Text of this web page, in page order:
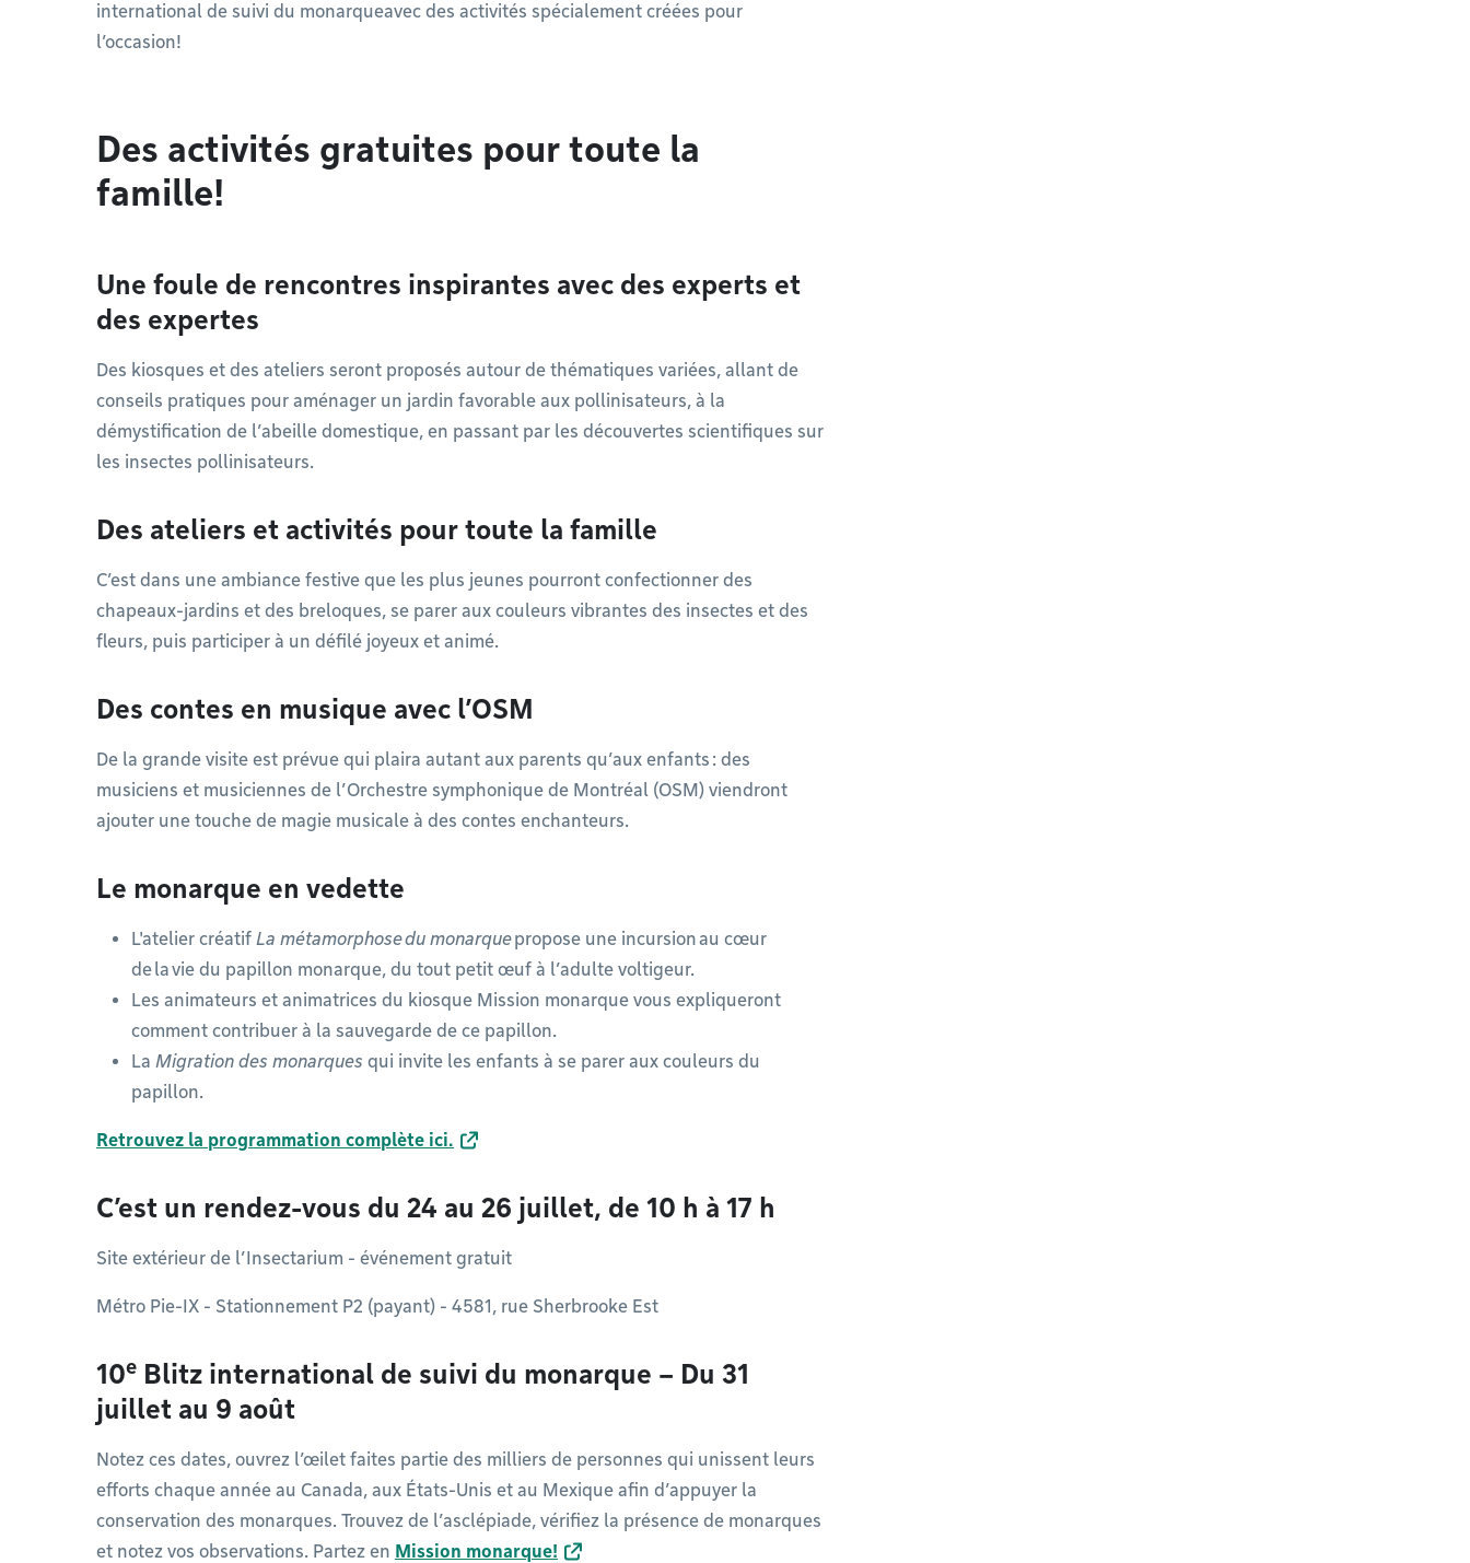
international de suivi du monarqueavec des activités spécialement créées pour
l’occasion!
Des activités gratuites pour toute la
famille!
Une foule de rencontres inspirantes avec des experts et
des expertes
Des kiosques et des ateliers seront proposés autour de thématiques variées, allant de
conseils pratiques pour aménager un jardin favorable aux pollinisateurs, à la
démystification de l’abeille domestique, en passant par les découvertes scientifiques sur
les insectes pollinisateurs.
Des ateliers et activités pour toute la famille
C’est dans une ambiance festive que les plus jeunes pourront confectionner des
chapeaux-jardins et des breloques, se parer aux couleurs vibrantes des insectes et des
fleurs, puis participer à un défilé joyeux et animé.
Des contes en musique avec l’OSM
De la grande visite est prévue qui plaira autant aux parents qu’aux enfants : des
musiciens et musiciennes de l’Orchestre symphonique de Montréal (OSM) viendront
ajouter une touche de magie musicale à des contes enchanteurs.
Le monarque en vedette
L'atelier créatif La métamorphose du monarquepropose une incursion au cœur
de la vie du papillon monarque, du tout petit œuf à l’adulte voltigeur.
Les animateurs et animatrices du kiosque Mission monarque vous expliqueront
comment contribuer à la sauvegarde de ce papillon.
La Migration des monarques qui invite les enfants à se parer aux couleurs du
papillon.
Retrouvez la programmation complète ici.
C’est un rendez-vous du 24 au 26 juillet, de 10 h à 17 h
Site extérieur de l’Insectarium - événement gratuit
Métro Pie-IX - Stationnement P2 (payant) - 4581, rue Sherbrooke Est
10e Blitz international de suivi du monarque – Du 31
juillet au 9 août
Notez ces dates, ouvrez l’œilet faites partie des milliers de personnes qui unissent leurs
efforts chaque année au Canada, aux États-Unis et au Mexique afin d’appuyer la
conservation des monarques. Trouvez de l’asclépiade, vérifiez la présence de monarques
et notez vos observations. Partez en Mission monarque!